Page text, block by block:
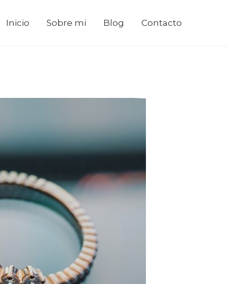
Inicio Sobre mi Blog Contacto